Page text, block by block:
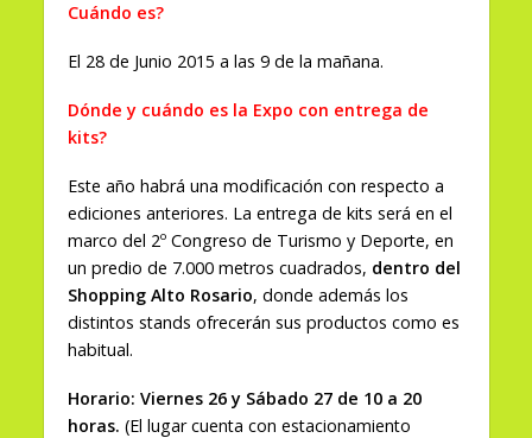
Cuándo es?
El 28 de Junio 2015 a las 9 de la mañana.
Dónde y cuándo es la Expo con entrega de
kits?
Este año habrá una modificación con respecto a
ediciones anteriores. La entrega de kits será en el
marco del 2º Congreso de Turismo y Deporte, en
un predio de 7.000 metros cuadrados, dentro del
Shopping Alto Rosario, donde además los
distintos stands ofrecerán sus productos como es
habitual.
Horario: Viernes 26 y Sábado 27 de 10 a 20
horas. (El lugar cuenta con estacionamiento